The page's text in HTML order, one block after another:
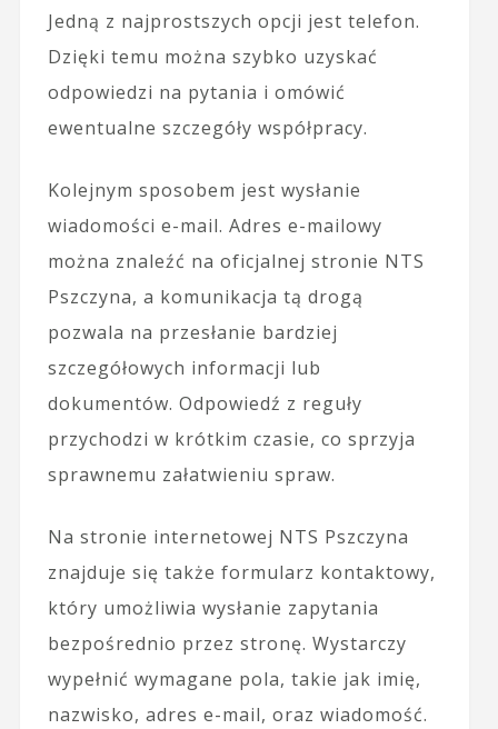
Jedną z najprostszych opcji jest telefon.
Dzięki temu można szybko uzyskać
odpowiedzi na pytania i omówić
ewentualne szczegóły współpracy.
Kolejnym sposobem jest wysłanie
wiadomości e-mail. Adres e-mailowy
można znaleźć na oficjalnej stronie NTS
Pszczyna, a komunikacja tą drogą
pozwala na przesłanie bardziej
szczegółowych informacji lub
dokumentów. Odpowiedź z reguły
przychodzi w krótkim czasie, co sprzyja
sprawnemu załatwieniu spraw.
Na stronie internetowej NTS Pszczyna
znajduje się także formularz kontaktowy,
który umożliwia wysłanie zapytania
bezpośrednio przez stronę. Wystarczy
wypełnić wymagane pola, takie jak imię,
nazwisko, adres e-mail, oraz wiadomość.